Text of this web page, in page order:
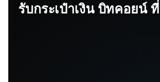
รับกระเป๋าเงิน บิทคอยน์